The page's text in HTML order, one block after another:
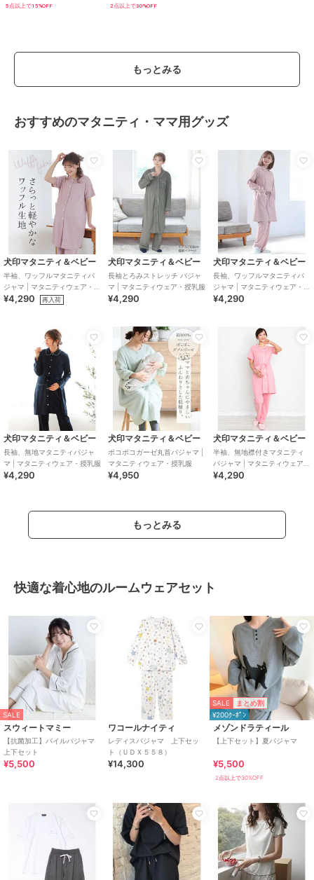
5点以上で15%OFF 2点以上で30%OFF
もっとみる
おすすめのマタニティ・ママ用グッズ
犬印マタニティ＆ベビー
半袖、ワッフルマタニティパ
ジャマ | マタニティウェア・授
乳服
¥4,290 再入荷
犬印マタニティ＆ベビー
長袖とろみストレッチ パジャ
マ | マタニティウェア・授乳服
¥4,290
犬印マタニティ＆ベビー
長袖、ワッフルマタニティパ
ジャマ | マタニティウェア・授
乳服
¥4,290
犬印マタニティ＆ベビー
長袖、無地マタニティパジャ
マ | マタニティウェア・授乳服
¥4,290
犬印マタニティ＆ベビー
ポコポコガーゼ丸首パジャマ |
マタニティウェア・授乳服
¥4,950
犬印マタニティ＆ベビー
半袖、無地襟付きマタニティ
パジャマ | マタニティウェア・
授乳服
¥4,290
もっとみる
快適な着心地のルームウェアセット
SALE
スウィートマミー
【抗菌加工】パイルパジャマ
上下セット
¥5,500
ワコールナイティ
レディスパジャマ 上下セッ
ト（ＵＤＸ５５８）
¥14,300
SALE まとめ割
¥200ｸｰﾎﾟﾝ
メゾンドラティール
【上下セット】夏パジャマ
¥5,500
2点以上で30%OFF